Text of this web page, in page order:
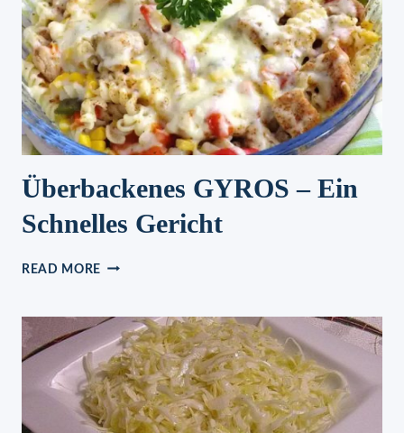
–
DAS
GEHEIMNIS
LIEGT
IN
DER
MARINADE
Überbackenes GYROS – Ein
Schnelles Gericht
READ MORE ÜBERBACKENES
EIN
SCHNELLES
GERICHT